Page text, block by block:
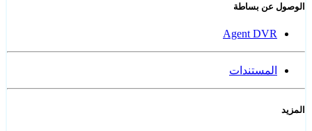
الوصول عن بساطة
Agent DVR
المستندات
المزيد